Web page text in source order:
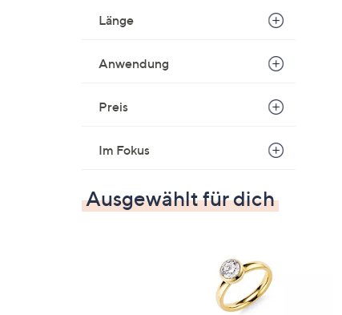
Länge
Anwendung
Preis
Im Fokus
Ausgewählt für dich